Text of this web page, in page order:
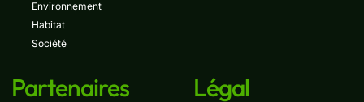
Environnement
Habitat
Société
Partenaires Légal